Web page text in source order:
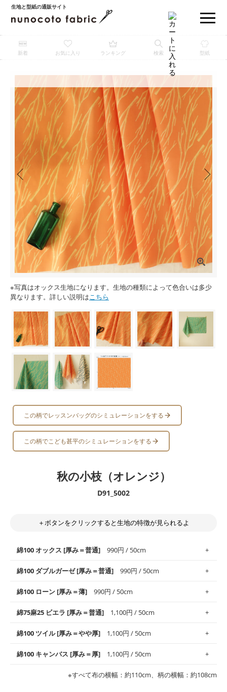
生地と型紙の通販サイト
新着 お気に入り ランキング 検索 型紙
※写真はオックス生地になります。生地の種類によって色合いは多少
異なります。詳しい説明はこちら
この柄でレッスンバッグのシミュレーションをする
この柄でこども甚平のシミュレーションをする
秋の小枝（オレンジ）
D91_5002
＋ボタンをクリックすると生地の特徴が見られるよ
綿100 オックス [厚み＝普通] 990円 / 50cm
使いやすさNo.1！しなやかさと適度な張りを併せ持ち、通気性の
高さがオックス生地の特徴です。当サイトのオックス生地は、
般にお使いいただけます。
※レッスンバッグ、上履き袋などの通園通学グッズにはツイル生
・布団カバーなどの寝具、カーテン
綿100 ダブルガーゼ [厚み＝普通] 990円 / 50cm
柔らかくふんわりとした肌触りが特徴です。ベビー用品やハンカ
チなど直接肌に触れるアイテムに最適です。高い吸湿性・通気性
す。
・スタイ、おくるみなどのベビーグッズ
・ブラウス、チュニック、ワンピースなどの洋服
・パジャマなどの寝具
綿100 ローン [厚み＝薄] 990円 / 50cm
上質で薄手の平織りの生地です。軽やかさとなめらかな手触りの
良さが魅力。透け感があるので、涼しげなトップスなどに最適で
・ブラウス、シャツ、チュニックなどのトップス
綿75麻25 ビエラ [厚み＝普通] 1,100円 / 50cm
コットン75％リネン25％の当店のビエラ生地は、オックス生地よ
りもふんわりとした柔らかい質感と適度な落ち感を感じられるの
綿100 ツイル [厚み＝やや厚] 1,100円 / 50cm
綾織りの生地です。しっかりとした張りと厚みがありながらも柔
らかいのが特徴です。生地の厚みは中厚手です。1枚でも透け感
綿100 キャンバス [厚み＝厚] 1,100円 / 50cm
※すべて布の横幅：約110cm、柄の横幅：約108cm